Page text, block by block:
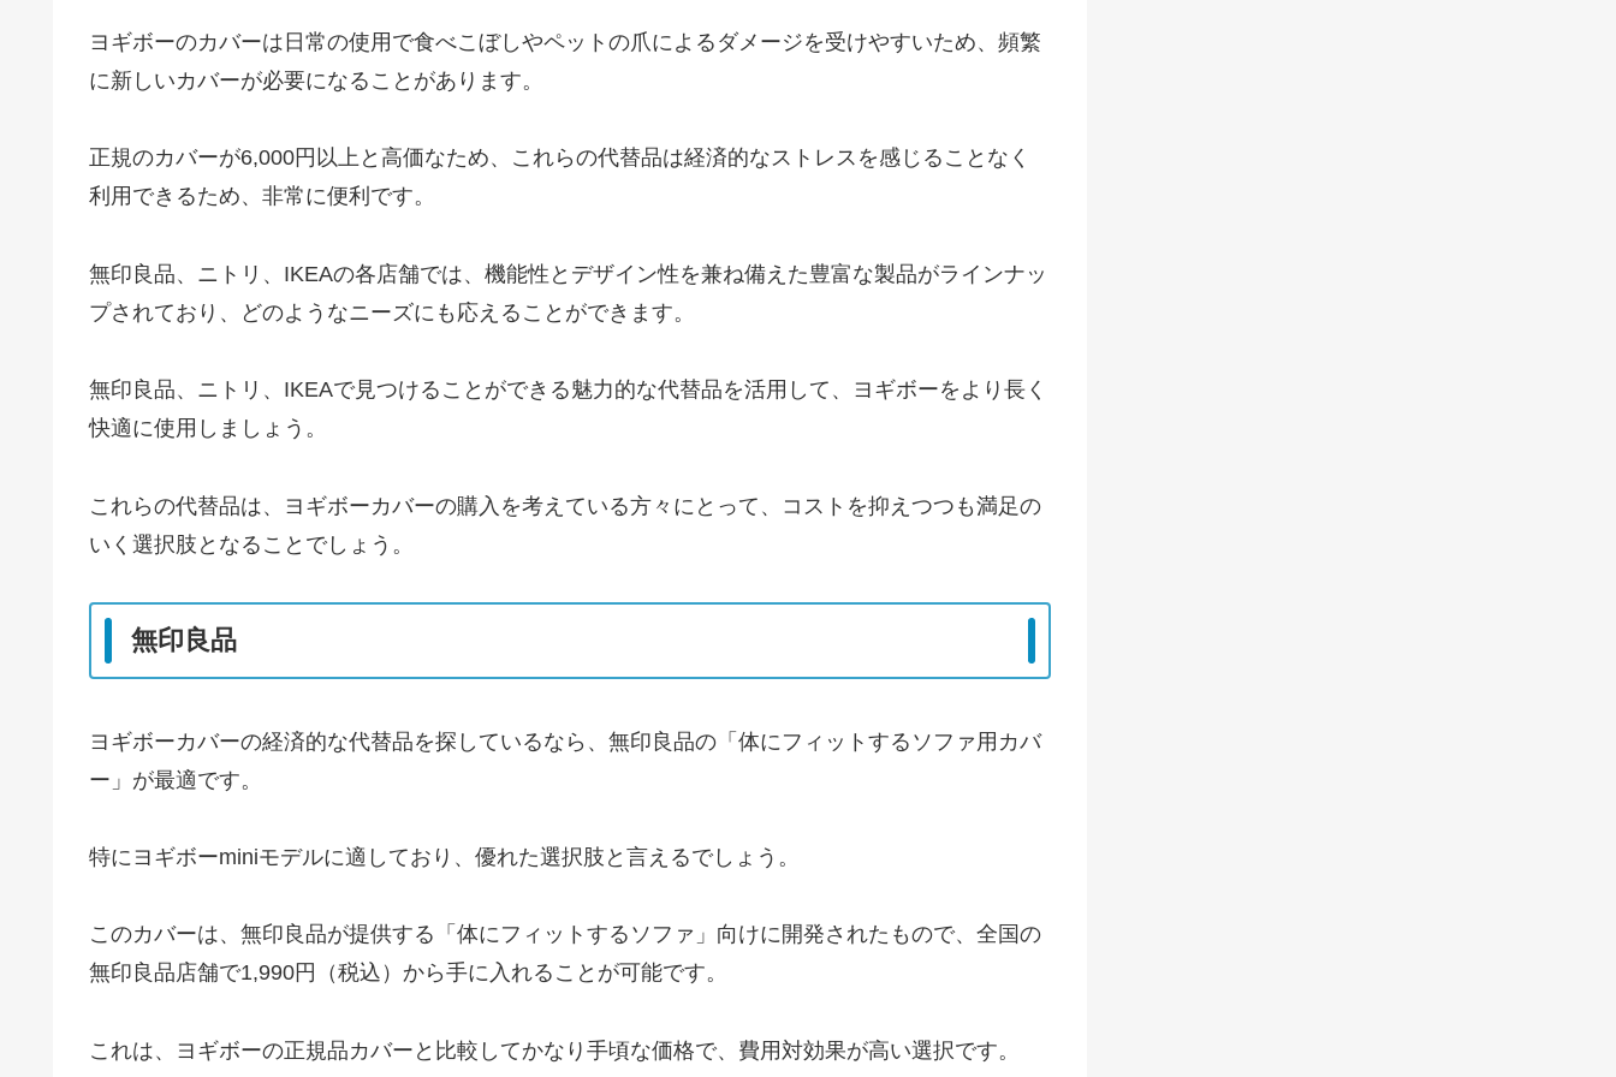
ヨギボーのカバーは日常の使用で食べこぼしやペットの爪によるダメージを受けやすいため、頻繁
に新しいカバーが必要になることがあります。
正規のカバーが6,000円以上と高価なため、これらの代替品は経済的なストレスを感じることなく
利用できるため、非常に便利です。
無印良品、ニトリ、IKEAの各店舗では、機能性とデザイン性を兼ね備えた豊富な製品がラインナッ
プされており、どのようなニーズにも応えることができます。
無印良品、ニトリ、IKEAで見つけることができる魅力的な代替品を活用して、ヨギボーをより長く
快適に使用しましょう。
これらの代替品は、ヨギボーカバーの購入を考えている方々にとって、コストを抑えつつも満足の
いく選択肢となることでしょう。
無印良品
ヨギボーカバーの経済的な代替品を探しているなら、無印良品の「体にフィットするソファ用カバ
ー」が最適です。
特にヨギボーminiモデルに適しており、優れた選択肢と言えるでしょう。
このカバーは、無印良品が提供する「体にフィットするソファ」向けに開発されたもので、全国の
無印良品店舗で1,990円（税込）から手に入れることが可能です。
これは、ヨギボーの正規品カバーと比較してかなり手頃な価格で、費用対効果が高い選択です。